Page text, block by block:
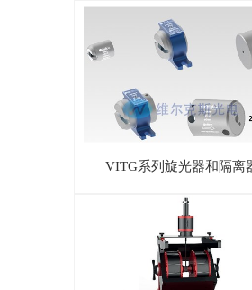
VITG系列旋光器和隔离